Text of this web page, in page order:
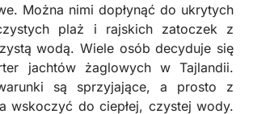
Można nimi dopłynąć do ukrytych
plaż i rajskich zatoczek z
wodą. Wiele osób decyduje się
jachtów żaglowych w Tajlandii.
są sprzyjające, a prosto z
wskoczyć do ciepłej, czystej wody.